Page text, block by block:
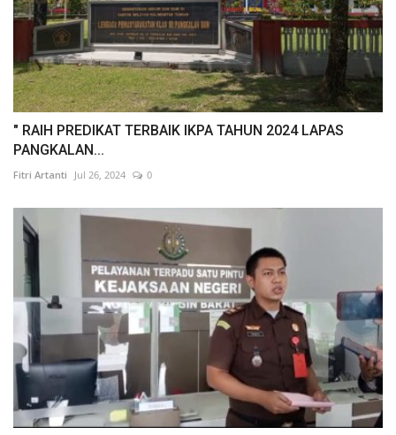
" RAIH PREDIKAT TERBAIK IKPA TAHUN 2024 LAPAS
PANGKALAN...
Fitri Artanti Jul 26, 2024 0